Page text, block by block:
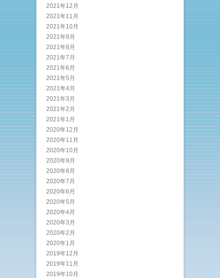
2021年12月
2021年11月
2021年10月
2021年9月
2021年8月
2021年7月
2021年6月
2021年5月
2021年4月
2021年3月
2021年2月
2021年1月
2020年12月
2020年11月
2020年10月
2020年9月
2020年8月
2020年7月
2020年6月
2020年5月
2020年4月
2020年3月
2020年2月
2020年1月
2019年12月
2019年11月
2019年10月